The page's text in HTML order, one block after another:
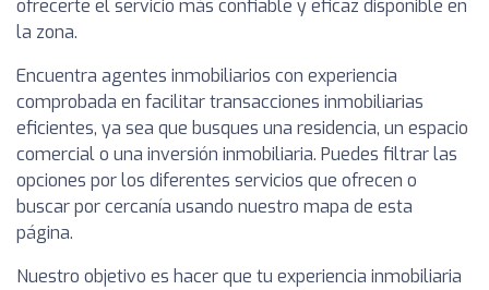
ofrecerte el servicio más confiable y eficaz disponible en
la zona.
Encuentra agentes inmobiliarios con experiencia
comprobada en facilitar transacciones inmobiliarias
eficientes, ya sea que busques una residencia, un espacio
comercial o una inversión inmobiliaria. Puedes filtrar las
opciones por los diferentes servicios que ofrecen o
buscar por cercanía usando nuestro mapa de esta
página.
Nuestro objetivo es hacer que tu experiencia inmobiliaria